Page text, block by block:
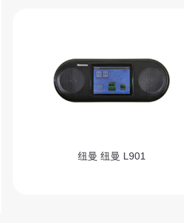
纽曼 纽曼 L901